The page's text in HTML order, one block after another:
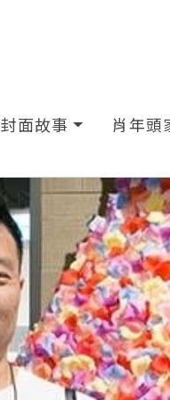
封面故事 肖年頭